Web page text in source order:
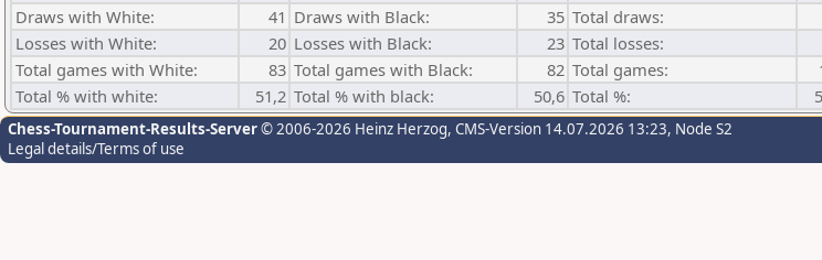
Draws with White:
41 Draws with Black: 35 Total draws:
Losses with White:
20 Losses with Black: 23 Total losses:
Total games with White:
83 Total games with Black: 82 Total games:
Total % with white:
51,2 Total % with black: 50,6 Total %:
Chess-Tournament-Results-Server© 2006-2026 Heinz Herzog, CMS-Version 14.07.2026 13:23, Node S2
Legal details/Terms of use